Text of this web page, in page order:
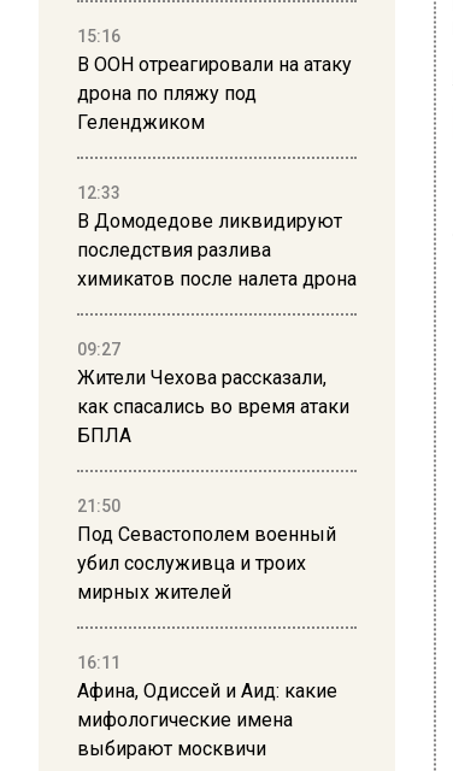
15:16
В ООН отреагировали на атаку
дрона по пляжу под
Геленджиком
12:33
В Домодедове ликвидируют
последствия разлива
химикатов после налета дрона
09:27
Жители Чехова рассказали,
как спасались во время атаки
БПЛА
21:50
Под Севастополем военный
убил сослуживца и троих
мирных жителей
16:11
Афина, Одиссей и Аид: какие
мифологические имена
выбирают москвичи